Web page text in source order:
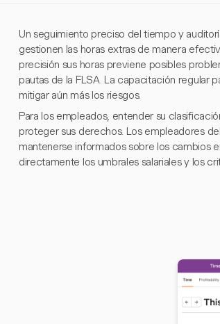
Un seguimiento preciso del tiempo y
gestionen las horas extras de manera
precisión sus horas previene posibles
pautas de la FLSA. La capacitación regular
mitigar aún más los riesgos.
Para los empleados, entender su
proteger sus derechos. Los empleadores
mantenerse informados sobre los cambios
directamente los umbrales salariales y los